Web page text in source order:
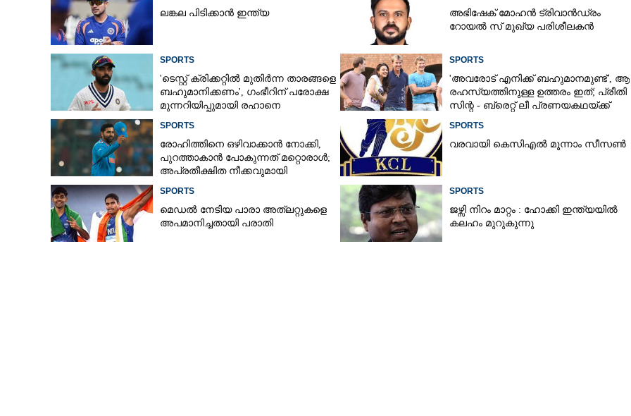
ലങ്കല പിടിക്കാൻ ഇന്ത്യ
അഭിഷേക് മോഹൻ ട്രിവാൻഡ്രം
റോയൽ സ് മുഖ്യ പരിശീലകൻ
SPORTS
'ടെസ്റ്റ് ക്രിക്കറ്റിൽ മുതിർന്ന താരങ്ങളെ
ബഹുമാനിക്കണം', ഗംഭീറിന് പരോക്ഷ
മുന്നറിയിപ്പുമായി രഹാനെ
SPORTS
'അവരോട് എനിക്ക് ബഹുമാനമുണ്ട്',​ ആ
രഹസ്യത്തിനുള്ള ഉത്തരം ഇത്; പ്രീതി
സിന്റ - ബ്രെറ്റ് ലീ പ്രണയകഥയ്ക്ക്
SPORTS
രോഹിത്തിനെ ഒഴിവാക്കാൻ നോക്കി,​
പുറത്താകാൻ പോകുന്നത് മറ്റൊരാൾ;
അപ്രതീക്ഷിത നീക്കവുമായി
SPORTS
വരവായി കെസിഎൽ മൂന്നാം സീസൺ
SPORTS
മെഡൽ നേടിയ പാരാ അത്‌ലറ്റുകളെ
അപമാനിച്ചതായി പരാതി
SPORTS
ജഴ്സി നിറം മാറ്റം : ഹോക്കി ഇന്ത്യയിൽ
കലഹം മുറുകുന്നു